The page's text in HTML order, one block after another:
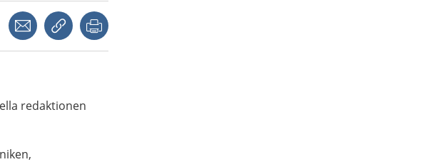
Dela via mejlKopiera länk
redaktionen